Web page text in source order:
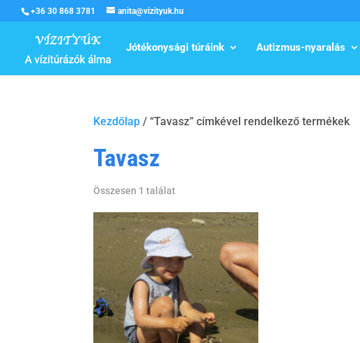
+36 30 868 3781 anita@vizityuk.hu
Jótékonysági túráink Autizmus-nyaralás
Kezdőlap / “Tavasz” címkével rendelkező termékek
Tavasz
Összesen 1 találat